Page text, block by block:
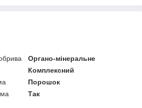
Органо-мінеральне
Комплексний
Порошок
Так